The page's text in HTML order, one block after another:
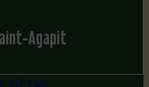
Agapit
DÉTAIL